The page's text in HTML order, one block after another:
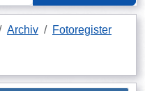
Archiv
Fotoregister